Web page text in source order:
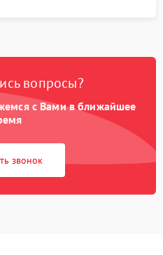
вопросы?
с Вами в ближайшее
звонок